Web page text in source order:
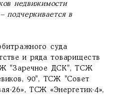
недвижимости
подчеркивается в
суда
и ряда товариществ
"Заречное ДСК", ТСЖ
90", ТСЖ "Совет
26», ТСЖ «Энергетик-4»,